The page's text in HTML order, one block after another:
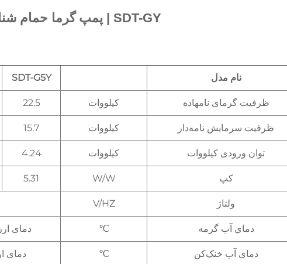
SDT-GY | پمپ گرما حمام شنا تجاری
نام مدل SDT-G5Y
ظرفیت گرمای نامهاده کیلووات 22.5
ظرفیت سرمایش نامه‌دار کیلووات 15.7
توان ورودی کیلووات کیلووات 4.24
کپ W/W
5.31
ولتاژ V/HZ
دماي آب گرمه ℃ دمای ارزیابی
دمای آب خنک‌کن ℃ دمای ارزیابی